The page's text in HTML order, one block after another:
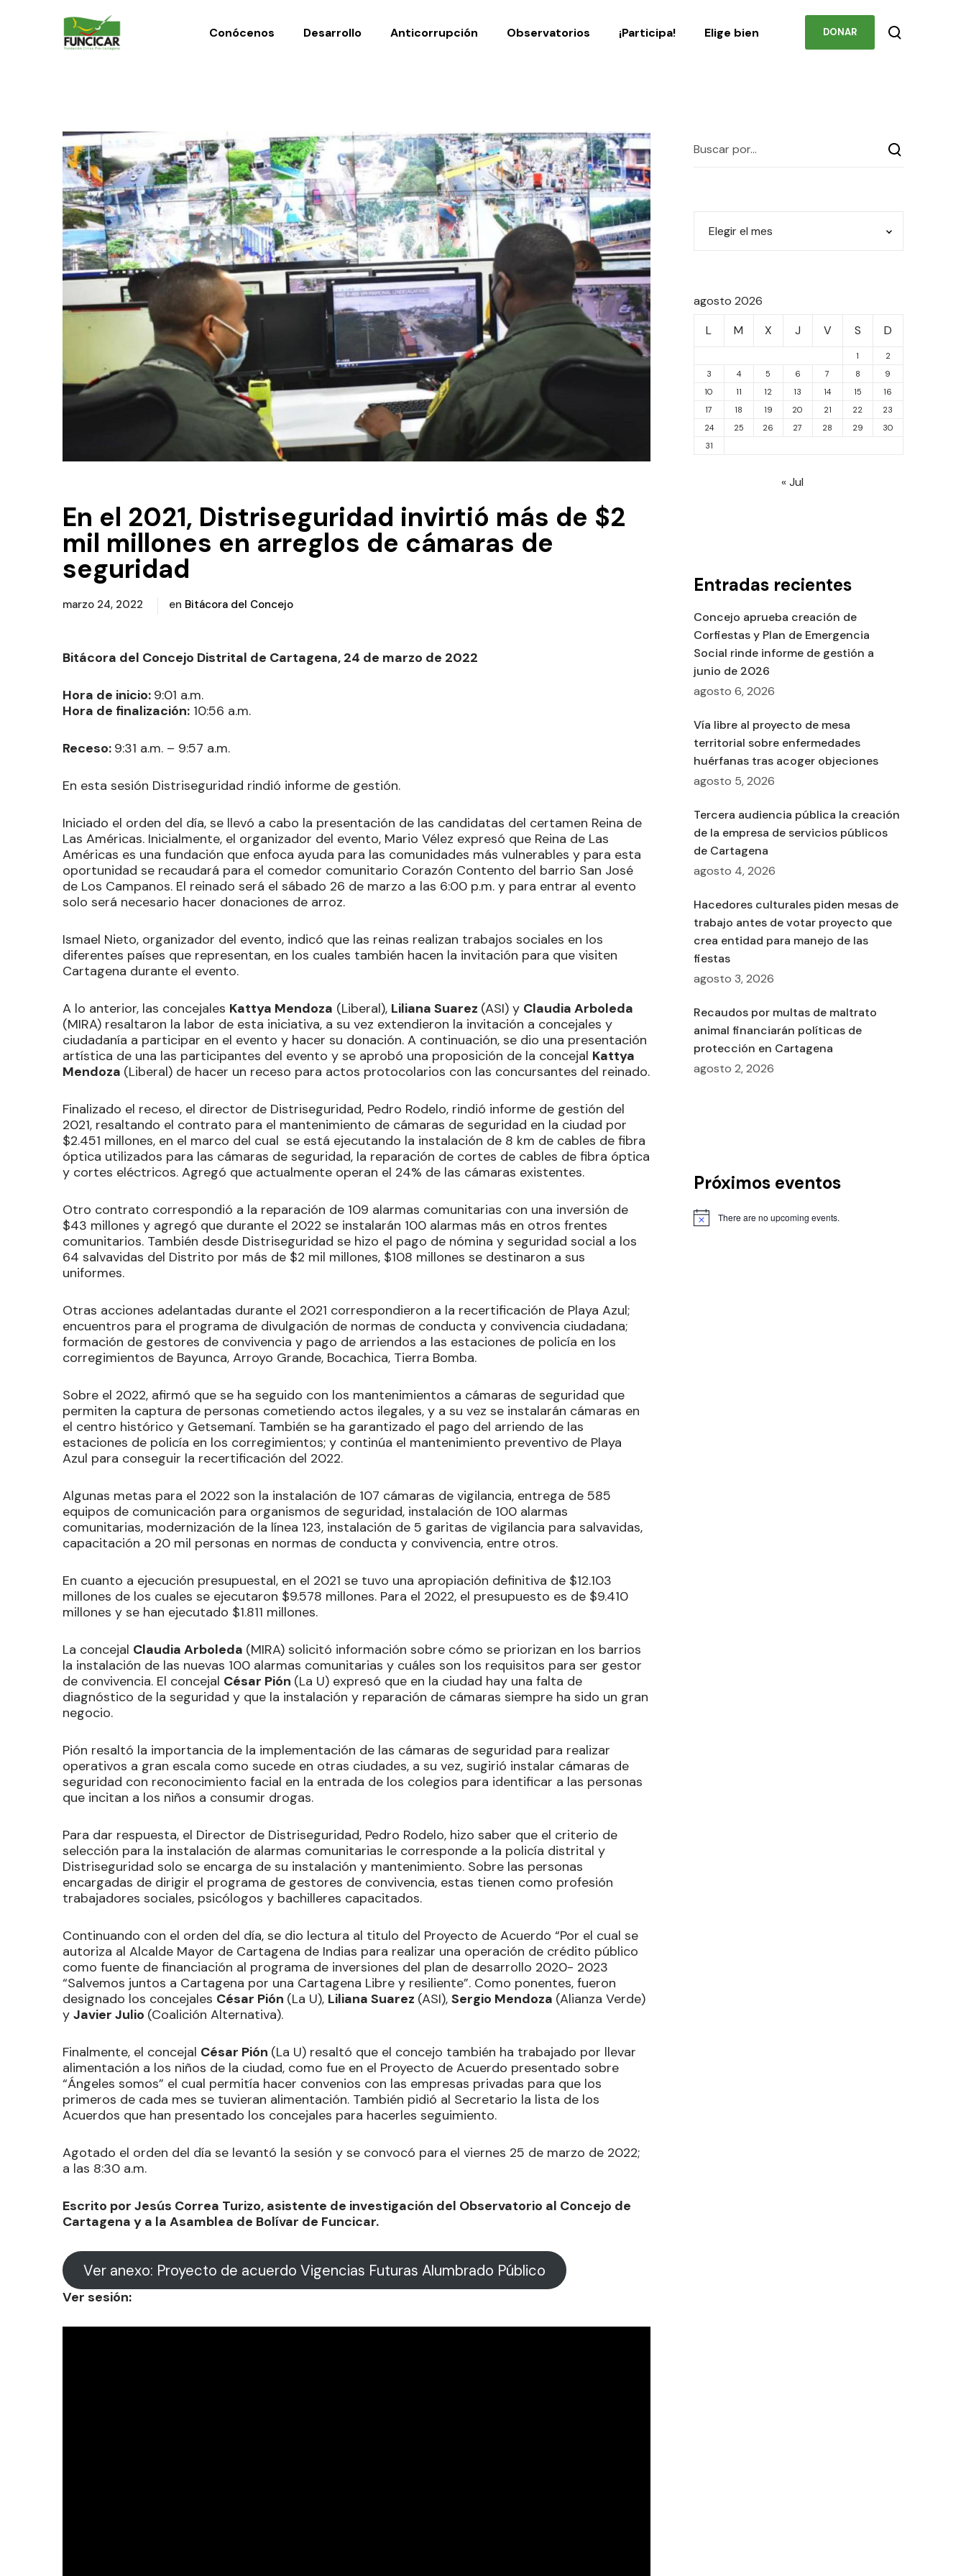
Conócenos Desarrollo Anticorrupción Observatorios ¡Participa! Elige bien DONAR
En el 2021, Distriseguridad invirtió más de $2
mil millones en arreglos de cámaras de
seguridad
marzo 24, 2022 en Bitácora del Concejo
Bitácora del Concejo Distrital de Cartagena, 24 de marzo de 2022
Hora de inicio: 9:01 a.m.
Hora de finalización: 10:56 a.m.
Receso: 9:31 a.m. – 9:57 a.m.
En esta sesión Distriseguridad rindió informe de gestión.
Iniciado el orden del día, se llevó a cabo la presentación de las candidatas del certamen Reina de
Las Américas. Inicialmente, el organizador del evento, Mario Vélez expresó que Reina de Las
Américas es una fundación que enfoca ayuda para las comunidades más vulnerables y para esta
oportunidad se recaudará para el comedor comunitario Corazón Contento del barrio San José
de Los Campanos. El reinado será el sábado 26 de marzo a las 6:00 p.m. y para entrar al evento
solo será necesario hacer donaciones de arroz.
Ismael Nieto, organizador del evento, indicó que las reinas realizan trabajos sociales en los
diferentes países que representan, en los cuales también hacen la invitación para que visiten
Cartagena durante el evento.
A lo anterior, las concejales Kattya Mendoza (Liberal), Liliana Suarez (ASI) y Claudia Arboleda
(MIRA) resaltaron la labor de esta iniciativa, a su vez extendieron la invitación a concejales y
ciudadanía a participar en el evento y hacer su donación. A continuación, se dio una presentación
artística de una las participantes del evento y se aprobó una proposición de la concejal Kattya
Mendoza (Liberal) de hacer un receso para actos protocolarios con las concursantes del reinado.
Finalizado el receso, el director de Distriseguridad, Pedro Rodelo, rindió informe de gestión del
2021, resaltando el contrato para el mantenimiento de cámaras de seguridad en la ciudad por
$2.451 millones, en el marco del cual se está ejecutando la instalación de 8 km de cables de fibra
óptica utilizados para las cámaras de seguridad, la reparación de cortes de cables de fibra óptica
y cortes eléctricos. Agregó que actualmente operan el 24% de las cámaras existentes.
Otro contrato correspondió a la reparación de 109 alarmas comunitarias con una inversión de
$43 millones y agregó que durante el 2022 se instalarán 100 alarmas más en otros frentes
comunitarios. También desde Distriseguridad se hizo el pago de nómina y seguridad social a los
64 salvavidas del Distrito por más de $2 mil millones, $108 millones se destinaron a sus
uniformes.
Otras acciones adelantadas durante el 2021 correspondieron a la recertificación de Playa Azul;
encuentros para el programa de divulgación de normas de conducta y convivencia ciudadana;
formación de gestores de convivencia y pago de arriendos a las estaciones de policía en los
corregimientos de Bayunca, Arroyo Grande, Bocachica, Tierra Bomba.
Sobre el 2022, afirmó que se ha seguido con los mantenimientos a cámaras de seguridad que
permiten la captura de personas cometiendo actos ilegales, y a su vez se instalarán cámaras en
el centro histórico y Getsemaní. También se ha garantizado el pago del arriendo de las
estaciones de policía en los corregimientos; y continúa el mantenimiento preventivo de Playa
Azul para conseguir la recertificación del 2022.
Algunas metas para el 2022 son la instalación de 107 cámaras de vigilancia, entrega de 585
equipos de comunicación para organismos de seguridad, instalación de 100 alarmas
comunitarias, modernización de la línea 123, instalación de 5 garitas de vigilancia para salvavidas,
capacitación a 20 mil personas en normas de conducta y convivencia, entre otros.
En cuanto a ejecución presupuestal, en el 2021 se tuvo una apropiación definitiva de $12.103
millones de los cuales se ejecutaron $9.578 millones. Para el 2022, el presupuesto es de $9.410
millones y se han ejecutado $1.811 millones.
La concejal Claudia Arboleda (MIRA) solicitó información sobre cómo se priorizan en los barrios
la instalación de las nuevas 100 alarmas comunitarias y cuáles son los requisitos para ser gestor
de convivencia. El concejal César Pión (La U) expresó que en la ciudad hay una falta de
diagnóstico de la seguridad y que la instalación y reparación de cámaras siempre ha sido un gran
negocio.
Pión resaltó la importancia de la implementación de las cámaras de seguridad para realizar
operativos a gran escala como sucede en otras ciudades, a su vez, sugirió instalar cámaras de
seguridad con reconocimiento facial en la entrada de los colegios para identificar a las personas
que incitan a los niños a consumir drogas.
Para dar respuesta, el Director de Distriseguridad, Pedro Rodelo, hizo saber que el criterio de
selección para la instalación de alarmas comunitarias le corresponde a la policía distrital y
Distriseguridad solo se encarga de su instalación y mantenimiento. Sobre las personas
encargadas de dirigir el programa de gestores de convivencia, estas tienen como profesión
trabajadores sociales, psicólogos y bachilleres capacitados.
Continuando con el orden del día, se dio lectura al titulo del Proyecto de Acuerdo “Por el cual se
autoriza al Alcalde Mayor de Cartagena de Indias para realizar una operación de crédito público
como fuente de financiación al programa de inversiones del plan de desarrollo 2020- 2023
“Salvemos juntos a Cartagena por una Cartagena Libre y resiliente”. Como ponentes, fueron
designado los concejales César Pión (La U), Liliana Suarez (ASI), Sergio Mendoza (Alianza Verde)
y Javier Julio (Coalición Alternativa).
Finalmente, el concejal César Pión (La U) resaltó que el concejo también ha trabajado por llevar
alimentación a los niños de la ciudad, como fue en el Proyecto de Acuerdo presentado sobre
“Ángeles somos” el cual permitía hacer convenios con las empresas privadas para que los
primeros de cada mes se tuvieran alimentación. También pidió al Secretario la lista de los
Acuerdos que han presentado los concejales para hacerles seguimiento.
Agotado el orden del día se levantó la sesión y se convocó para el viernes 25 de marzo de 2022;
a las 8:30 a.m.
Escrito por Jesús Correa Turizo, asistente de investigación del Observatorio al Concejo de
Cartagena y a la Asamblea de Bolívar de Funcicar.
Ver anexo: Proyecto de acuerdo Vigencias Futuras Alumbrado Público
Ver sesión:
agosto 2026
L
M X J V S D
1
2
3
4 5 6 7 8
9
10
11 12 13 14 15
16
17
18 19 20 21 22
23
24
25 26 27 28 29
30
31
« Jul
Entradas recientes
Concejo aprueba creación de
Corfiestas y Plan de Emergencia
Social rinde informe de gestión a
junio de 2026
agosto 6, 2026
Vía libre al proyecto de mesa
territorial sobre enfermedades
huérfanas tras acoger objeciones
agosto 5, 2026
Tercera audiencia pública la creación
de la empresa de servicios públicos
de Cartagena
agosto 4, 2026
Hacedores culturales piden mesas de
trabajo antes de votar proyecto que
crea entidad para manejo de las
fiestas
agosto 3, 2026
Recaudos por multas de maltrato
animal financiarán políticas de
protección en Cartagena
agosto 2, 2026
Próximos eventos
There are no upcoming events.